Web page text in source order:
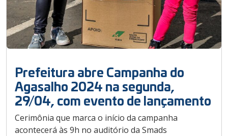
Prefeitura abre Campanha do
Agasalho 2024 na segunda,
29/04, com evento de lançamento
Cerimônia que marca o início da campanha
acontecerá às 9h no auditório da Smads